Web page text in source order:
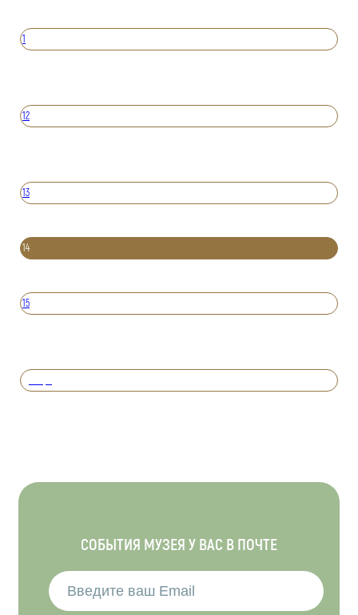
1
12
13
14
15
СОБЫТИЯ МУЗЕЯ У ВАС В ПОЧТЕ